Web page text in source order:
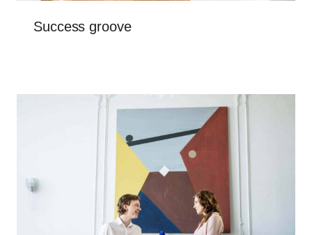
Success groove